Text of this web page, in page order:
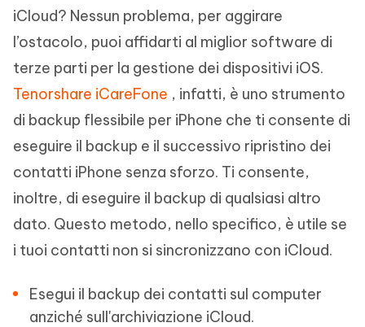
iCloud? Nessun problema, per aggirare
l’ostacolo, puoi affidarti al miglior software di
terze parti per la gestione dei dispositivi iOS.
Tenorshare iCareFone , infatti, è uno strumento
di backup flessibile per iPhone che ti consente di
eseguire il backup e il successivo ripristino dei
contatti iPhone senza sforzo. Ti consente,
inoltre, di eseguire il backup di qualsiasi altro
dato. Questo metodo, nello specifico, è utile se
i tuoi contatti non si sincronizzano con iCloud.
Esegui il backup dei contatti sul computer
anziché sull'archiviazione iCloud.